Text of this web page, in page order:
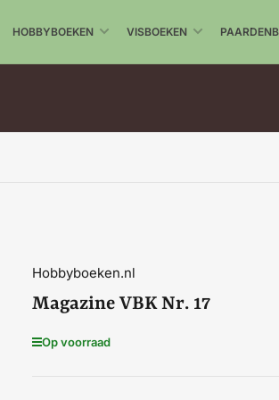
HOBBYBOEKEN VISBOEKEN
Hobbyboeken.nl
Magazine VBK Nr. 17
Op voorraad